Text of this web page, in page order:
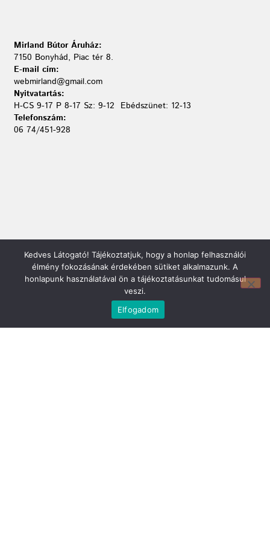
Mirland Lakberendezési Áruház:
7100 Szekszárd, Fáy András u. 29
Mirland Bútor Áruház:
7150 Bonyhád, Piac tér 8.
E-mail cím:
webmirland@gmail.com
Nyitvatartás:
H-CS 9-17 P 8-17 Sz: 9-12 Ebédszünet: 12-13
Telefonszám:
06 74/451-928
Kedves Látogató! Tájékoztatjuk, hogy a honlap felhasználói
élmény fokozásának érdekében sütiket alkalmazunk. A
honlapunk használatával ön a tájékoztatásunkat tudomásul
veszi.
Elfogadom